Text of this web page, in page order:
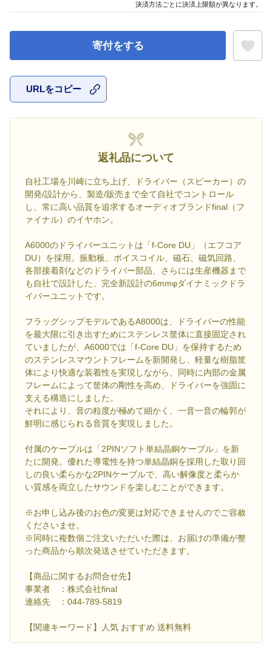
寄付をする
URLをコピー
返礼品について
自社工場を川崎に立ち上げ、ドライバー（スピーカー）の
開発/設計から、製造/販売まで全て自社でコントロール
し、常に高い品質を追求するオーディオブランドfinal（フ
ァイナル）のイヤホン。
A6000のドライバーユニットは「f-Core DU」（エフコア
DU）を採用。振動板、ボイスコイル、磁石、磁気回路、
各部接着剤などのドライバー部品、さらには生産機器まで
も自社で設計した、完全新設計の6mmφダイナミックドラ
イバーユニットです。
フラッグシップモデルであるA8000は、ドライバーの性能
を最大限に引き出すためにステンレス筐体に直接固定され
ていましたが、A6000では「f-Core DU」を保持するため
のステンレスマウントフレームを新開発し、軽量な樹脂筐
体により快適な装着性を実現しながら、同時に内部の金属
フレームによって筐体の剛性を高め、ドライバーを強固に
支える構造にしました。
それにより、音の粒度が極めて細かく、一音一音の輪郭が
鮮明に感じられる音質を実現しました。
付属のケーブルは「2PINソフト単結晶銅ケーブル」を新
たに開発。優れた導電性を持つ単結晶銅を採用した取り回
しの良い柔らかな2PINケーブルで、高い解像度と柔らか
い質感を両立したサウンドを楽しむことができます。
※お申し込み後のお色の変更は対応できませんのでご容赦
くださいませ。
※同時に複数個ご注文いただいた際は、お届けの準備が整
った商品から順次発送させていただきます。
【商品に関するお問合せ先】
事業者 ：株式会社final
連絡先 ：044-789-5819
【関連キーワード】人気 おすすめ 送料無料
決済方法ごとに決済上限額が異なります。